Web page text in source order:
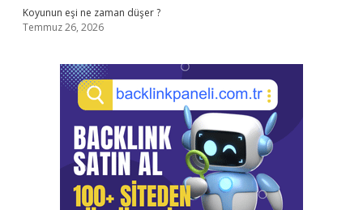
Koyunun eşi ne zaman düşer ?
Temmuz 26, 2026